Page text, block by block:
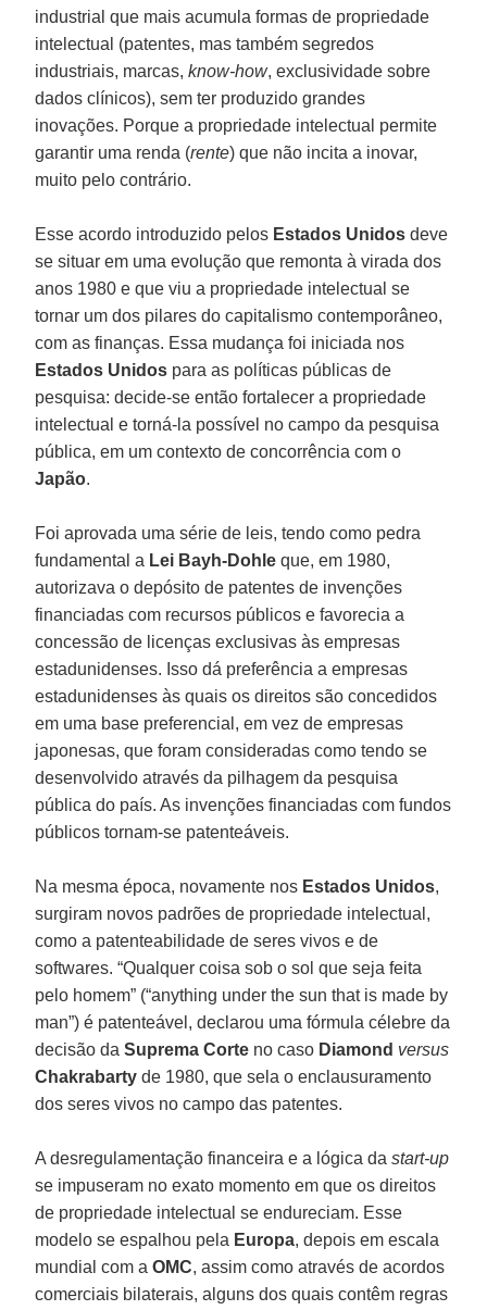
industrial que mais acumula formas de propriedade
intelectual (patentes, mas também segredos
industriais, marcas,know-how, exclusividade sobre
dados clínicos), sem ter produzido grandes
inovações. Porque a propriedade intelectual permite
garantir uma renda (rente) que não incita a inovar,
muito pelo contrário.
Esse acordo introduzido pelos Estados Unidos deve
se situar em uma evolução que remonta à virada dos
anos 1980 e que viu a propriedade intelectual se
tornar um dos pilares do capitalismo contemporâneo,
com as finanças. Essa mudança foi iniciada nos
Estados Unidos para as políticas públicas de
pesquisa: decide-se então fortalecer a propriedade
intelectual e torná-la possível no campo da pesquisa
pública, em um contexto de concorrência com o
Japão.
Foi aprovada uma série de leis, tendo como pedra
fundamental a Lei Bayh-Dohle que, em 1980,
autorizava o depósito de patentes de invenções
financiadas com recursos públicos e favorecia a
concessão de licenças exclusivas às empresas
estadunidenses. Isso dá preferência a empresas
estadunidenses às quais os direitos são concedidos
em uma base preferencial, em vez de empresas
japonesas, que foram consideradas como tendo se
desenvolvido através da pilhagem da pesquisa
pública do país. As invenções financiadas com fundos
públicos tornam-se patenteáveis.
Na mesma época, novamente nos Estados Unidos,
surgiram novos padrões de propriedade intelectual,
como a patenteabilidade de seres vivos e de
softwares. “Qualquer coisa sob o sol que seja feita
pelo homem” (“anything under the sun that is made by
man”) é patenteável, declarou uma fórmula célebre da
decisão daSuprema Corte no caso Diamond versus
Chakrabarty de 1980, que sela o enclausuramento
dos seres vivos no campo das patentes.
A desregulamentação financeira e a lógica dastart-up
se impuseram no exato momento em que os direitos
de propriedade intelectual se endureciam. Esse
modelo se espalhou pela Europa, depois em escala
mundial com aOMC, assim como através de acordos
comerciais bilaterais, alguns dos quais contêm regras